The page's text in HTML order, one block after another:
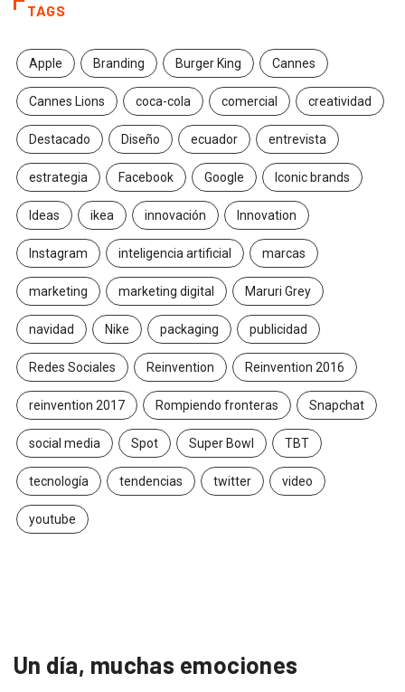
TAGS
Apple Branding Burger King Cannes
Cannes Lions coca-cola comercial creatividad
Destacado Diseño ecuador entrevista
estrategia Facebook Google Iconic brands
Ideas ikea innovación Innovation
Instagram inteligencia artificial marcas
marketing marketing digital Maruri Grey
navidad Nike packaging publicidad
Redes Sociales Reinvention Reinvention 2016
reinvention 2017 Rompiendo fronteras Snapchat
social media Spot Super Bowl TBT
tecnología tendencias twitter video
youtube
Un día, muchas emociones